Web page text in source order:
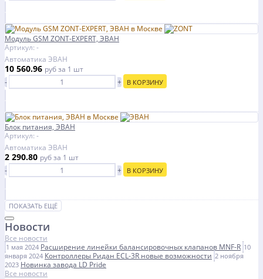
Модуль GSM ZONT-EXPERT, ЭВАН
Артикул: -
Автоматика ЭВАН
10 560.96 рубза 1 шт
-
+ В КОРЗИНУ
Блок питания, ЭВАН
Артикул: -
Автоматика ЭВАН
2 290.80 рубза 1 шт
-
+ В КОРЗИНУ
ПОКАЗАТЬ ЕЩЁ
Новости
Все новости
1 мая 2024 Расширение линейки балансировочных клапанов MNF-R 10
января 2024 Контроллеры Ридан ECL-3R новые возможности 2 ноября
2023 Новинка завода LD Pride
Все новости